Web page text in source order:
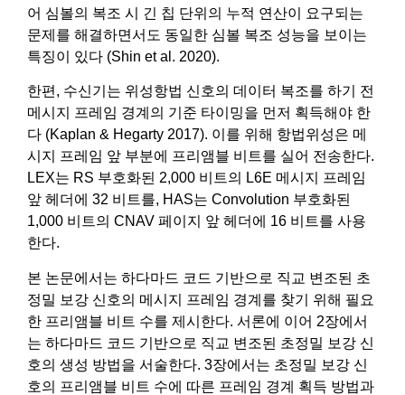
어 심볼의 복조 시 긴 칩 단위의 누적 연산이 요구되는
문제를 해결하면서도 동일한 심볼 복조 성능을 보이는
특징이 있다 (Shin et al. 2020).
한편, 수신기는 위성항법 신호의 데이터 복조를 하기 전
메시지 프레임 경계의 기준 타이밍을 먼저 획득해야 한
다 (Kaplan & Hegarty 2017). 이를 위해 항법위성은 메
시지 프레임 앞 부분에 프리앰블 비트를 실어 전송한다.
LEX는 RS 부호화된 2,000 비트의 L6E 메시지 프레임
앞 헤더에 32 비트를, HAS는 Convolution 부호화된
1,000 비트의 CNAV 페이지 앞 헤더에 16 비트를 사용
한다.
본 논문에서는 하다마드 코드 기반으로 직교 변조된 초
정밀 보강 신호의 메시지 프레임 경계를 찾기 위해 필요
한 프리앰블 비트 수를 제시한다. 서론에 이어 2장에서
는 하다마드 코드 기반으로 직교 변조된 초정밀 보강 신
호의 생성 방법을 서술한다. 3장에서는 초정밀 보강 신
호의 프리앰블 비트 수에 따른 프레임 경계 획득 방법과